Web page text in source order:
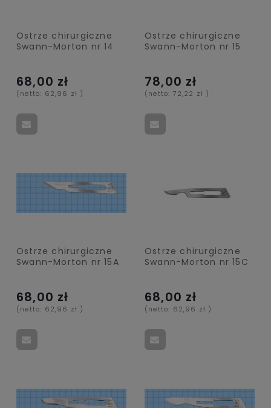
Ostrze chirurgiczne
Swann-Morton nr 14
68,00 zł
(netto: 62,96 zł )
Ostrze chirurgiczne
Swann-Morton nr 15
78,00 zł
(netto: 72,22 zł )
Ostrze chirurgiczne
Swann-Morton nr 15A
68,00 zł
(netto: 62,96 zł )
Ostrze chirurgiczne
Swann-Morton nr 15C
68,00 zł
(netto: 62,96 zł )